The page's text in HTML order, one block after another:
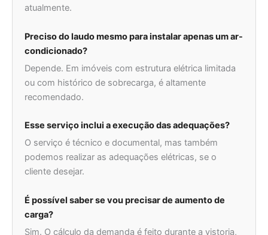
atualmente.
Preciso do laudo mesmo para instalar apenas um ar-
condicionado?
Depende. Em imóveis com estrutura elétrica limitada
ou com histórico de sobrecarga, é altamente
recomendado.
Esse serviço inclui a execução das adequações?
O serviço é técnico e documental, mas também
podemos realizar as adequações elétricas, se o
cliente desejar.
É possível saber se vou precisar de aumento de
carga?
Sim. O cálculo da demanda é feito durante a vistoria,